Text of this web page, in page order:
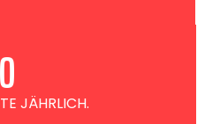
JÄHRLICH.
0